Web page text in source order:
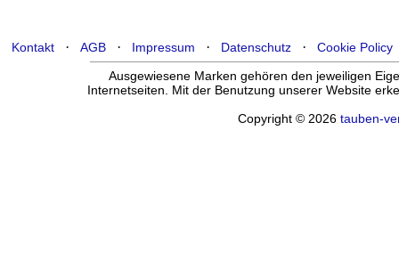
Kontakt · AGB · Impressum · Datenschutz · Cookie Policy
Ausgewiesene Marken gehören den jeweiligen
Internetseiten. Mit der Benutzung unserer Website
Copyright © 2026 tauben-